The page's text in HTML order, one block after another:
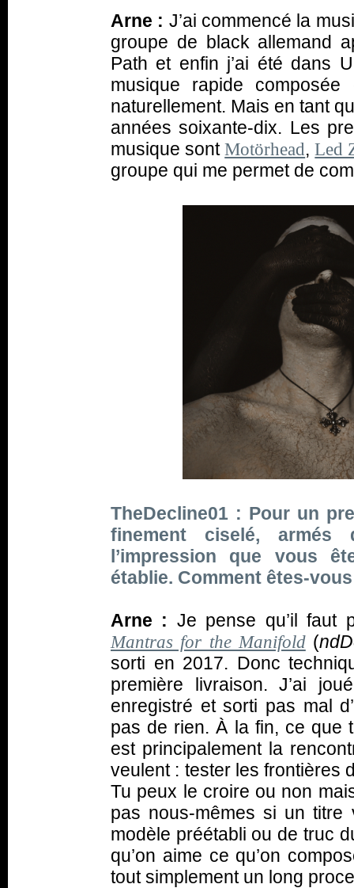
Arne : J’ai commencé la
groupe de black allemand
Path et enfin j’ai été dans
musique rapide
naturellement. Mais en tant
années soixante-dix. Les
musique sontMotörhead,Led
groupe qui me permet de
TheDecline01 : Pour un
finement ciselé,
l’impression que vous
établie. Comment êtes-
Arne : Je pense qu’il faut
Mantras for the Manifold(
sorti en 2017. Donc
première livraison. J’ai
enregistré et sorti pas mal
pas de rien. À la fin, ce que
est principalement la
veulent : tester les frontières
Tu peux le croire ou non
pas nous-mêmes si un titre
modèle préétabli ou de truc
qu’on aime ce qu’on
tout simplement un long